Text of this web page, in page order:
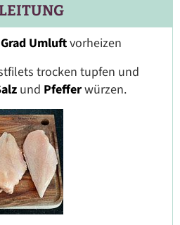
Umluftvorheizen
trocken tupfen und
und Pfefferwürzen.